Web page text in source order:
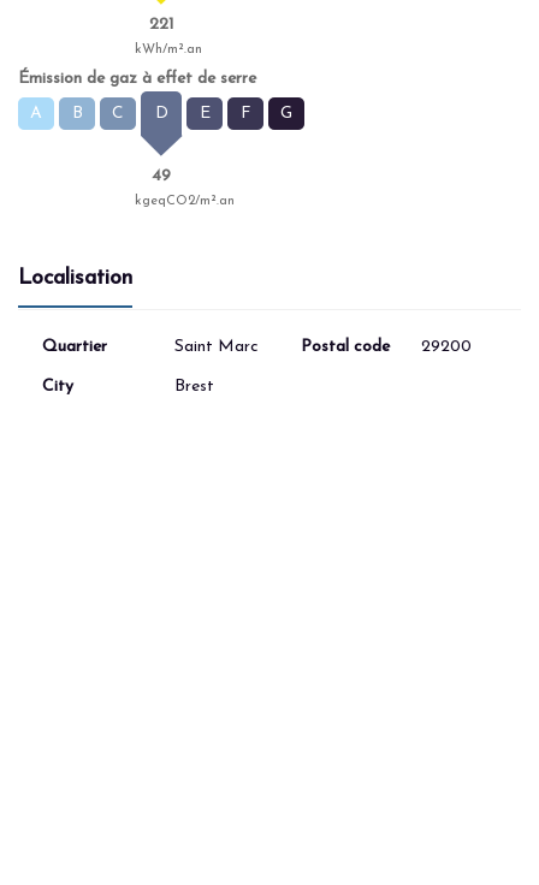
221
kWh/m².an
Émission de gaz à effet de serre
A
B C D
49
kgeqCO2/m².an
E F G
Localisation
Quartier Saint Marc
City Brest
Postal code 29200